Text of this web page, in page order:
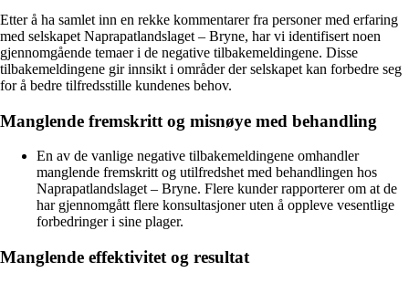
Etter å ha samlet inn en rekke kommentarer fra personer med erfaring
med selskapet Naprapatlandslaget – Bryne, har vi identifisert noen
gjennomgående temaer i de negative tilbakemeldingene. Disse
tilbakemeldingene gir innsikt i områder der selskapet kan forbedre seg
for å bedre tilfredsstille kundenes behov.
Manglende fremskritt og misnøye med behandling
En av de vanlige negative tilbakemeldingene omhandler
manglende fremskritt og utilfredshet med behandlingen hos
Naprapatlandslaget – Bryne. Flere kunder rapporterer om at de
har gjennomgått flere konsultasjoner uten å oppleve vesentlige
forbedringer i sine plager.
Manglende effektivitet og resultat